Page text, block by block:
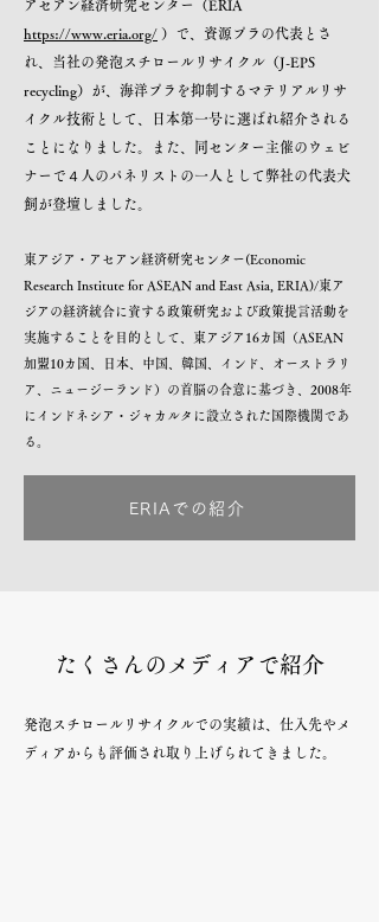
アセアン経済研究センター（ERIA
https://www.eria.org/ ）で、資源プラの代表とさ
れ、当社の発泡スチロールリサイクル（J-EPS
recycling）が、海洋プラを抑制するマテリアルリサ
イクル技術として、日本第一号に選ばれ紹介される
ことになりました。また、同センター主催のウェビ
ナーで４人のパネリストの一人として弊社の代表犬
飼が登壇しました。
東アジア・アセアン経済研究センター(Economic
Research Institute for ASEAN and East Asia, ERIA)/東ア
ジアの経済統合に資する政策研究および政策提言活動を
実施することを目的として、東アジア16カ国（ASEAN
加盟10カ国、日本、中国、韓国、インド、オーストラリ
ア、ニュージーランド）の首脳の合意に基づき、2008年
にインドネシア・ジャカルタに設立された国際機関であ
る。
ERIAでの紹介
​たくさんのメディアで紹介
発泡スチロールリサイクルでの実績は、仕入先やメ
ディアからも評価され取り上げられてきました。